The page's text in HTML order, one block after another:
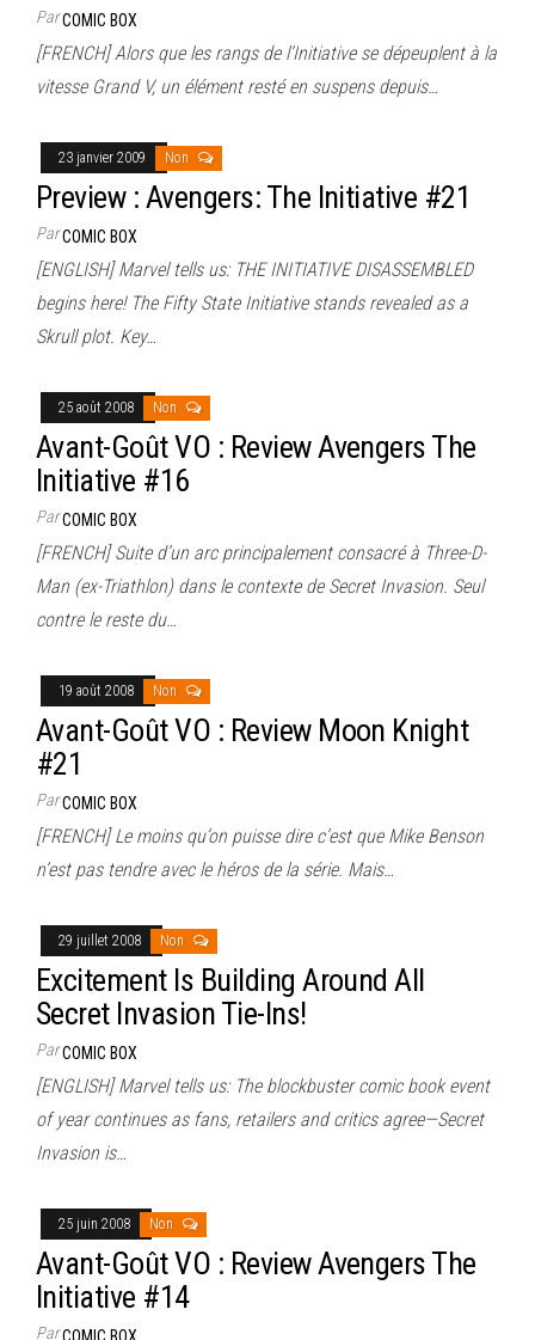
ParCOMIC BOX
[FRENCH] Alors que les rangs de l’Initiative se dépeuplent à la
vitesse Grand V, un élément resté en suspens depuis…
23 janvier 2009 Non
Preview : Avengers: The Initiative #21
ParCOMIC BOX
[ENGLISH] Marvel tells us: THE INITIATIVE DISASSEMBLED
begins here! The Fifty State Initiative stands revealed as a
Skrull plot. Key…
25 août 2008 Non
Avant-Goût VO : Review Avengers The
Initiative #16
ParCOMIC BOX
[FRENCH] Suite d’un arc principalement consacré à Three-D-
Man (ex-Triathlon) dans le contexte de Secret Invasion. Seul
contre le reste du…
19 août 2008 Non
Avant-Goût VO : Review Moon Knight
#21
ParCOMIC BOX
[FRENCH] Le moins qu’on puisse dire c’est que Mike Benson
n’est pas tendre avec le héros de la série. Mais…
29 juillet 2008 Non
Excitement Is Building Around All
Secret Invasion Tie-Ins!
ParCOMIC BOX
[ENGLISH] Marvel tells us: The blockbuster comic book event
of year continues as fans, retailers and critics agree—Secret
Invasion is…
25 juin 2008 Non
Avant-Goût VO : Review Avengers The
Initiative #14
ParCOMIC BOX